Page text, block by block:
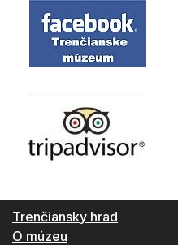
Trenčiansky hrad
O múzeu